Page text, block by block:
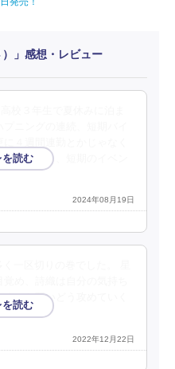
」感想・レビュー
の肝試し、短期のイベン
2024年08月19日
。お互いどう攻めていく
2022年12月22日